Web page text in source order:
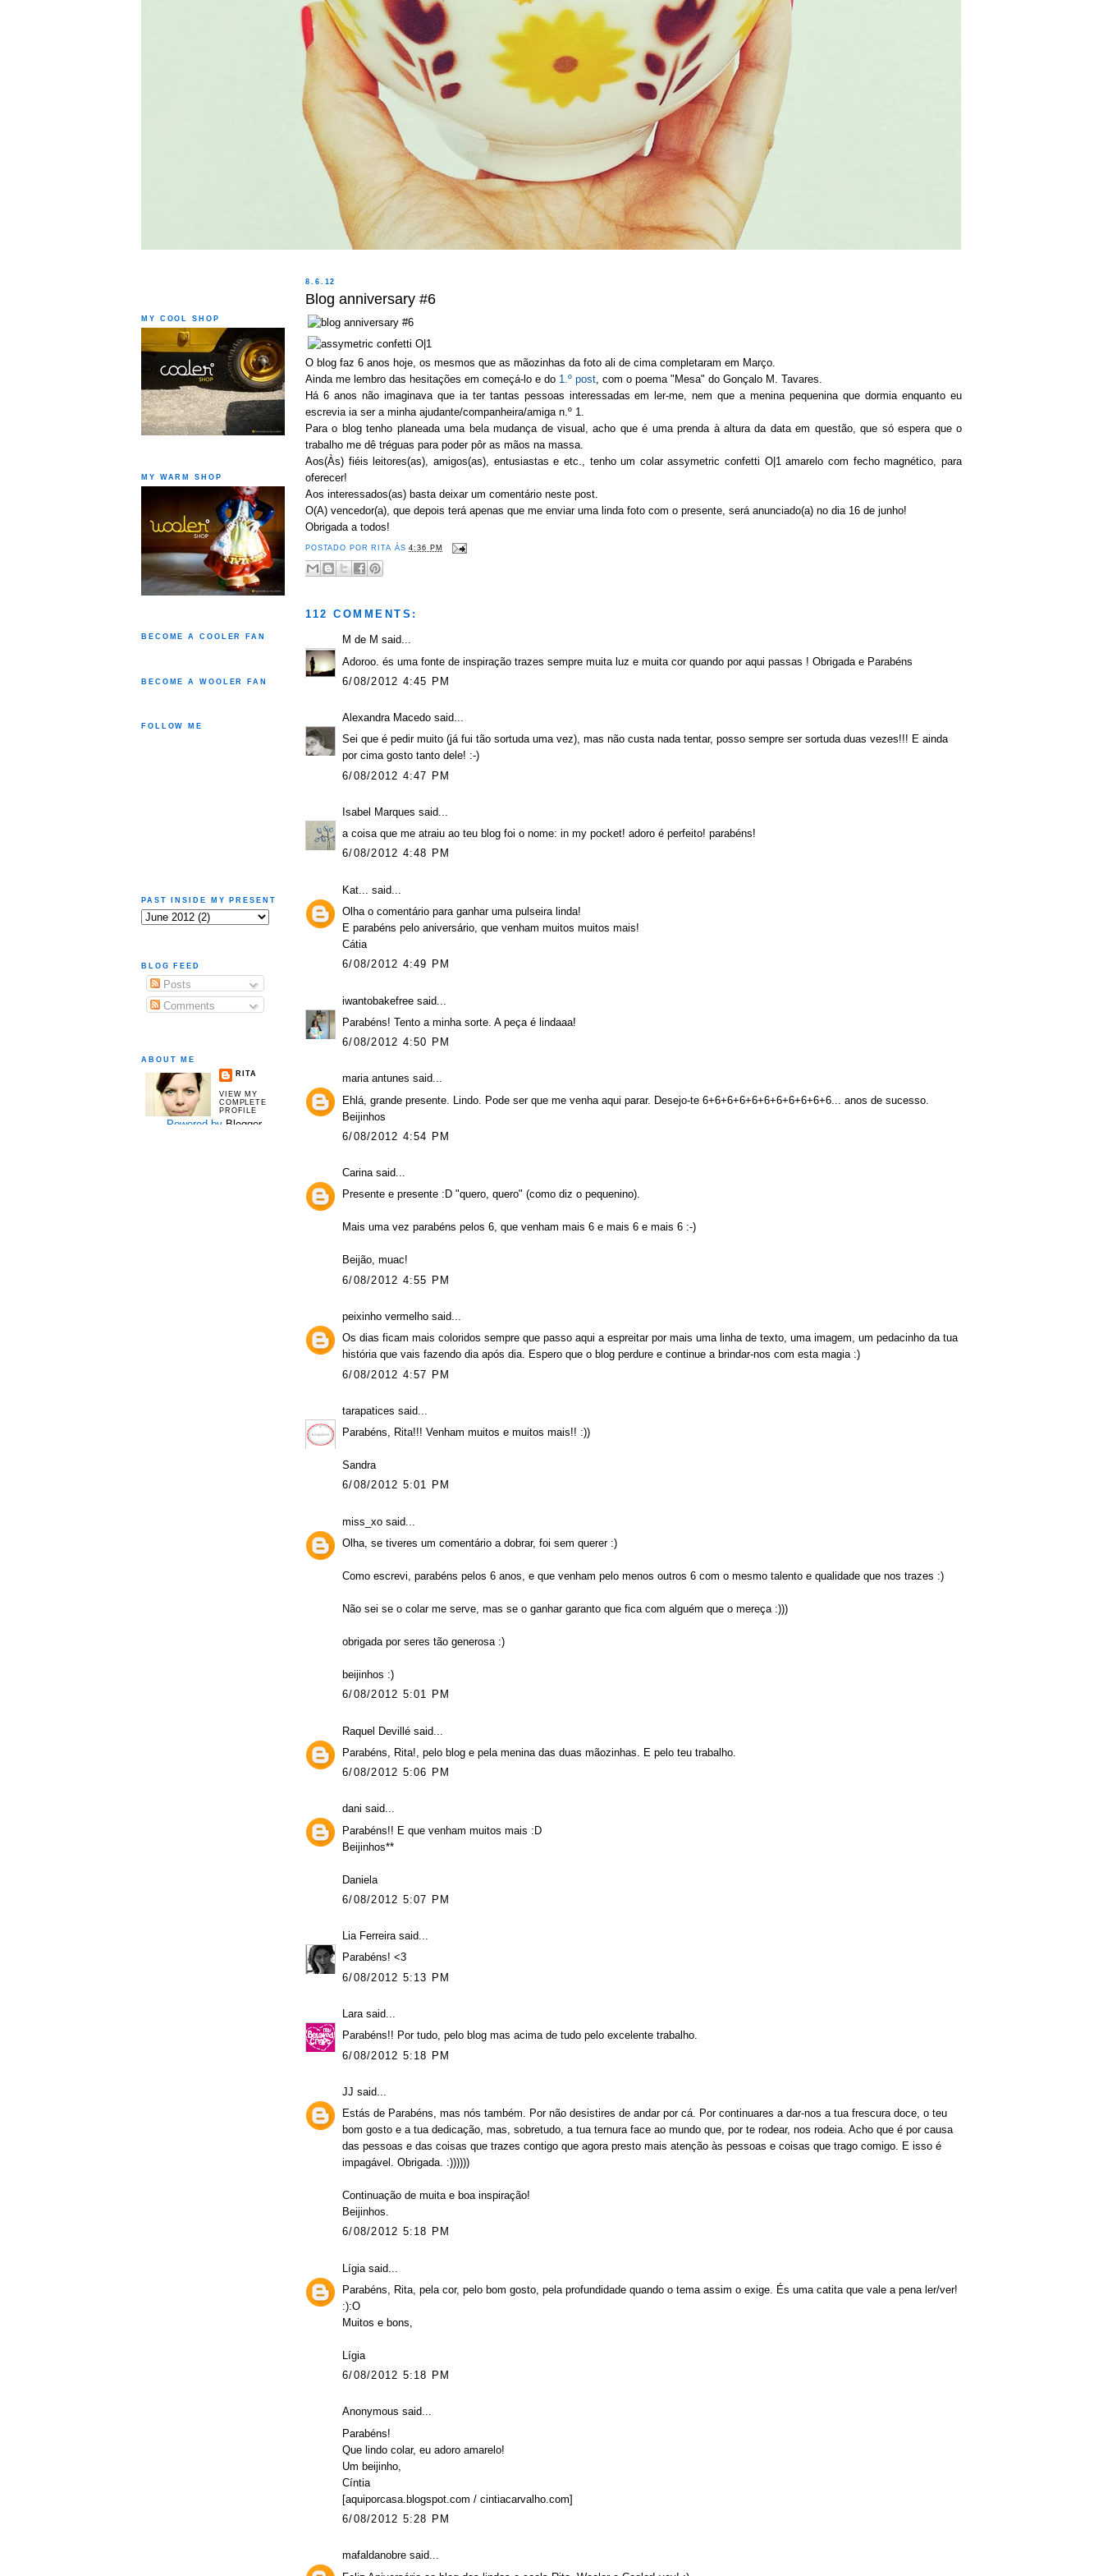
8.6.12
Blog anniversary #6
O blog faz 6 anos hoje, os mesmos que as mãozinhas da foto ali de cima completaram em Março.
Ainda me lembro das hesitações em começá-lo e do 1.º post , com o poema "Mesa" do Gonçalo M. Tavares.
Há 6 anos não imaginava que ia ter tantas pessoas interessadas em ler-me, nem que a menina pequenina que dormia enquanto eu
escrevia ia ser a minha ajudante/companheira/amiga n.º 1.
Para o blog tenho planeada uma bela mudança de visual, acho que é uma prenda à altura da data em questão, que só espera que o
trabalho me dê tréguas para poder pôr as mãos na massa.
Aos(Às) fiéis leitores(as), amigos(as), entusiastas e etc., tenho um colar assymetric confetti O|1 amarelo com fecho magnético, para
oferecer!
Aos interessados(as) basta deixar um comentário neste post.
O(A) vencedor(a), que depois terá apenas que me enviar uma linda foto com o presente, será anunciado(a) no dia 16 de junho!
Obrigada a todos!
POSTADO POR RITA ÀS4:36 PM
112 COMMENTS:
M de M said...
Adoroo. és uma fonte de inspiração trazes sempre muita luz e muita cor quando por aqui passas ! Obrigada e Parabéns
6/08/2012 4:45 PM
Alexandra Macedo said...
Sei que é pedir muito (já fui tão sortuda uma vez), mas não custa nada tentar, posso sempre ser sortuda duas vezes!!! E ainda
por cima gosto tanto dele! :-)
6/08/2012 4:47 PM
Isabel Marques said...
a coisa que me atraiu ao teu blog foi o nome: in my pocket! adoro é perfeito! parabéns!
6/08/2012 4:48 PM
Kat...
said...
Olha o comentário para ganhar uma pulseira linda!
E parabéns pelo aniversário, que venham muitos muitos mais!
Cátia
6/08/2012 4:49 PM
iwantobakefree said...
Parabéns! Tento a minha sorte. A peça é lindaaa!
6/08/2012 4:50 PM
maria antunes said...
Ehlá, grande presente. Lindo. Pode ser que me venha aqui parar. Desejo-te 6+6+6+6+6+6+6+6+6+6+6... anos de sucesso.
Beijinhos
6/08/2012 4:54 PM
Carinasaid...
Presente e presente :D "quero, quero" (como diz o pequenino).
Mais uma vez parabéns pelos 6, que venham mais 6 e mais 6 e mais 6 :-)
Beijão, muac!
6/08/2012 4:55 PM
peixinho vermelho said...
Os dias ficam mais coloridos sempre que passo aqui a espreitar por mais uma linha de texto, uma imagem, um pedacinho da tua
história que vais fazendo dia após dia. Espero que o blog perdure e continue a brindar-nos com esta magia :)
6/08/2012 4:57 PM
tarapatices said...
Parabéns, Rita!!! Venham muitos e muitos mais!! :))
Sandra
6/08/2012 5:01 PM
miss_xo said...
Olha, se tiveres um comentário a dobrar, foi sem querer :)
Como escrevi, parabéns pelos 6 anos, e que venham pelo menos outros 6 com o mesmo talento e qualidade que nos trazes :)
Não sei se o colar me serve, mas se o ganhar garanto que fica com alguém que o mereça :)))
obrigada por seres tão generosa :)
beijinhos :)
6/08/2012 5:01 PM
Raquel Devillé said...
Parabéns, Rita!, pelo blog e pela menina das duas mãozinhas. E pelo teu trabalho.
6/08/2012 5:06 PM
dani said...
Parabéns!! E que venham muitos mais :D
Beijinhos**
Daniela
6/08/2012 5:07 PM
Lia Ferreirasaid...
Parabéns! <3
6/08/2012 5:13 PM
Larasaid...
Parabéns!! Por tudo, pelo blog mas acima de tudo pelo excelente trabalho.
6/08/2012 5:18 PM
JJ said...
Estás de Parabéns, mas nós também. Por não desistires de andar por cá. Por continuares a dar-nos a tua frescura doce, o teu
bom gosto e a tua dedicação, mas, sobretudo, a tua ternura face ao mundo que, por te rodear, nos rodeia. Acho que é por causa
das pessoas e das coisas que trazes contigo que agora presto mais atenção às pessoas e coisas que trago comigo. E isso é
impagável. Obrigada. :))))))
Continuação de muita e boa inspiração!
Beijinhos.
6/08/2012 5:18 PM
Lígia said...
Parabéns, Rita, pela cor, pelo bom gosto, pela profundidade quando o tema assim o exige. És uma catita que vale a pena ler/ver!
:):O
Muitos e bons,
Lígia
6/08/2012 5:18 PM
Anonymous said...
Parabéns!
Que lindo colar, eu adoro amarelo!
Um beijinho,
Cíntia
[aquiporcasa.blogspot.com / cintiacarvalho.com]
6/08/2012 5:28 PM
mafaldanobre said...
MY COOL SHOP
MY WARM SHOP
BECOME A COOLER FAN
BECOME A WOOLER FAN
FOLLOW ME
PAST INSIDE MY PRESENT
BLOG FEED
Posts
Comments
ABOUT ME
RITA
VIEW MY
COMPLETE
PROFILE
Powered by Blogger.